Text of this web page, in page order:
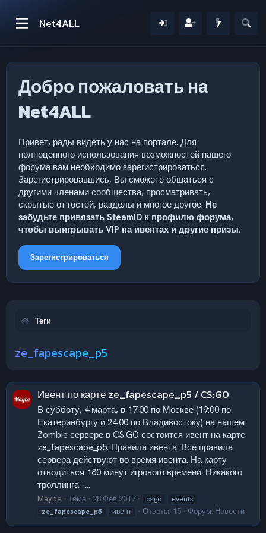
Net4ALL
Добро пожаловать на
Net4ALL
Привет, рады видеть у нас на портале. Для
полноценного использования возможностей нашего
форума вам необходимо зарегистрироваться.
Зарегистрировавшись, Вы сможете общаться с
другими членами сообщества, просматривать,
скрытые от гостей, разделы и многое другое. Не
забудьте привязать SteamID к профилю форума,
чтобы выигрывать VIP на ивентах и другие призы.
Зарегистрироваться
Теги
ze_fapescape_p5
Ивент по карте ze_fapescape_p5 / CS:GO
В субботу, 4 марта, в 17:00 по Москве (19:00 по
Екатеринбургу и 24:00 по Владивостоку) на нашем
Zombie сервере в CS:GO состоится ивент на карте
ze_fapescape_p5. Правила ивента: Все правила
сервера действуют во время ивента. На карту
отводиться 180 минут игрового времени. Никакого
троллинга -...
Maybe Тема 28 Фев 2017 csgo
events
ze_fapescape_p5
ивент Ответы: 15 Форум: Новости